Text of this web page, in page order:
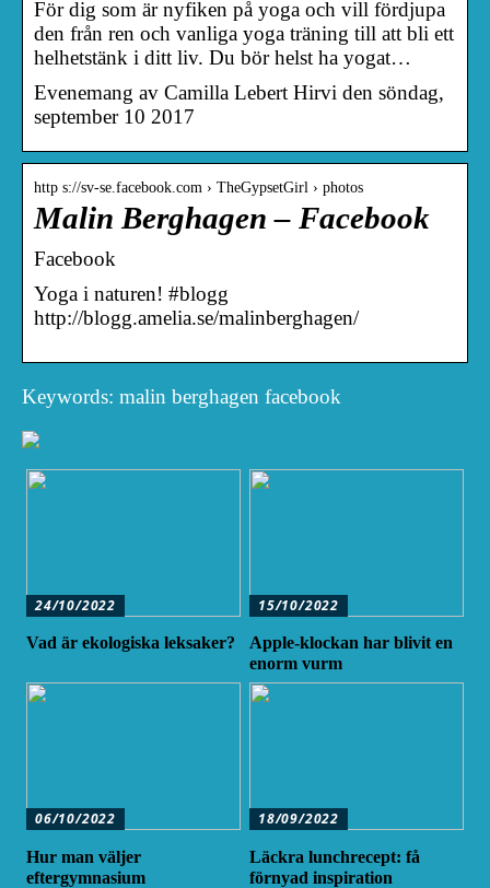
För dig som är nyfiken på yoga och vill fördjupa
den från ren och vanliga yoga träning till att bli ett
helhetstänk i ditt liv. Du bör helst ha yogat…
Evenemang av Camilla Lebert Hirvi den söndag,
september 10 2017
http s://sv-se.facebook.com › TheGypsetGirl › photos
Malin Berghagen – Facebook
Facebook
Yoga i naturen! #blogg
http://blogg.amelia.se/malinberghagen/
Keywords: malin berghagen facebook
24/10/2022
Vad är ekologiska leksaker?
15/10/2022
Apple-klockan har blivit en
enorm vurm
06/10/2022
Hur man väljer
eftergymnasium
18/09/2022
Läckra lunchrecept: få
förnyad inspiration